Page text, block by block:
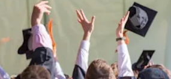
Accès et contrôle
Wi-Fi Foxpass
Espace de travail
sécurisé Zero Trust
Shield (Anti-
et secteur
& Design
comptabilité
secteurs
Italiano
Nederlands
Português
简体中文